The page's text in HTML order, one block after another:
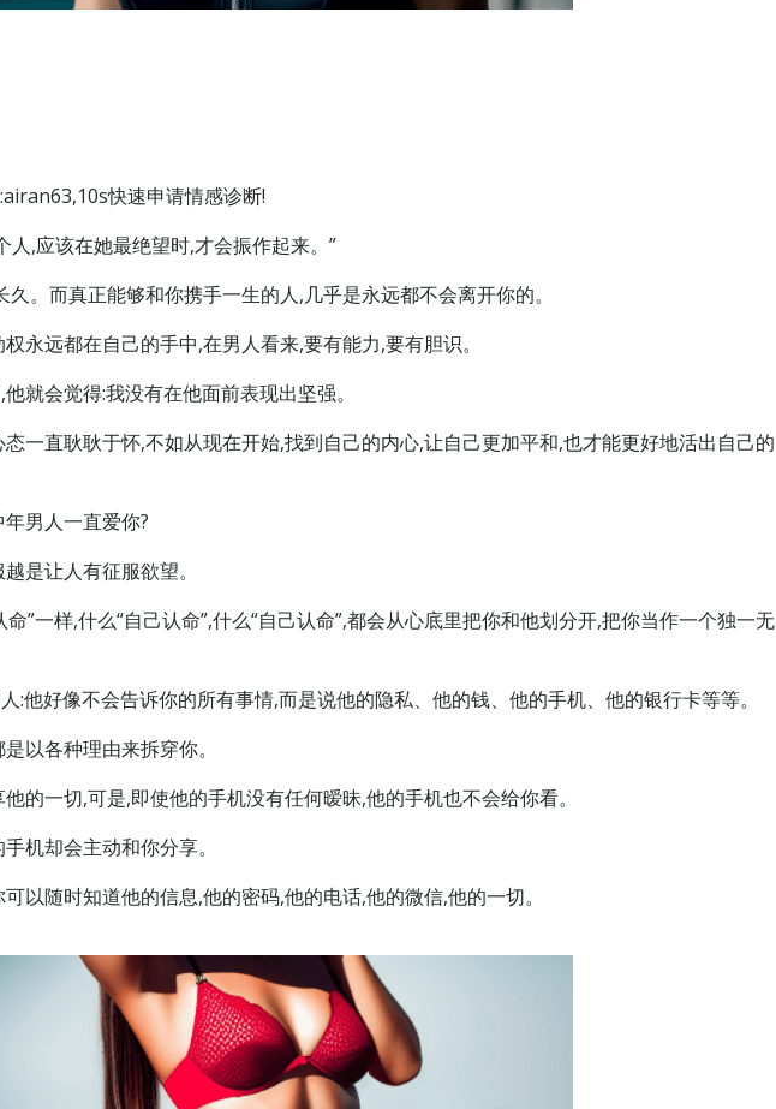
快速申请情感诊断!
人,应该在她最绝望时,才会振作起来。”
。而真正能够和你携手一生的人,几乎是永远都不会离开你的。
永远都在自己的手中,在男人看来,要有能力,要有胆识。
就会觉得:我没有在他面前表现出坚强。
一直耿耿于怀,不如从现在开始,找到自己的内心,让自己更加平和,也才能更好地活出自己的
男人一直爱你?
是让人有征服欲望。
”一样,什么“自己认命”,什么“自己认命”,都会从心底里把你和他划分开,把你当作一个独一无
:他好像不会告诉你的所有事情,而是说他的隐私、他的钱、他的手机、他的银行卡等等。
以各种理由来拆穿你。
的一切,可是,即使他的手机没有任何暧昧,他的手机也不会给你看。
机却会主动和你分享。
以随时知道他的信息,他的密码,他的电话,他的微信,他的一切。